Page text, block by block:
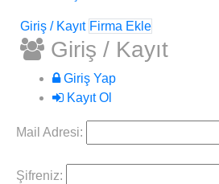
Giriş / Kayıt Firma Ekle
Giriş / Kayıt
Giriş Yap
Kayıt Ol
Mail Adresi:
Şifreniz: